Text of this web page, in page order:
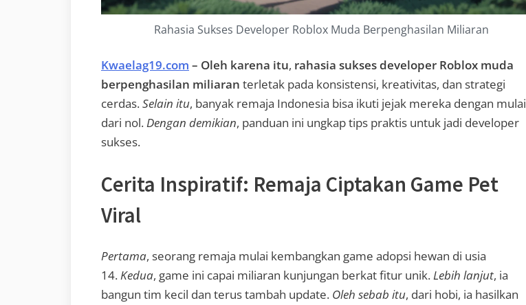
Rahasia Sukses Developer Roblox Muda Berpenghasilan Miliaran
Kwaelag19.com – Oleh karena itu, rahasia sukses developer Roblox muda
berpenghasilan miliaran terletak pada konsistensi, kreativitas, dan strategi
cerdas.Selain itu, banyak remaja Indonesia bisa ikuti jejak mereka dengan mulai
dari nol.Dengan demikian, panduan ini ungkap tips praktis untuk jadi developer
sukses.
Cerita Inspiratif: Remaja Ciptakan Game Pet
Viral
Pertama, seorang remaja mulai kembangkan game adopsi hewan di usia
14.Kedua, game ini capai miliaran kunjungan berkat fitur unik.Lebih lanjut, ia
bangun tim kecil dan terus tambah update. Oleh sebab itu, dari hobi, ia hasilkan